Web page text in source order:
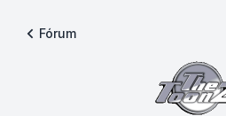
Fórum